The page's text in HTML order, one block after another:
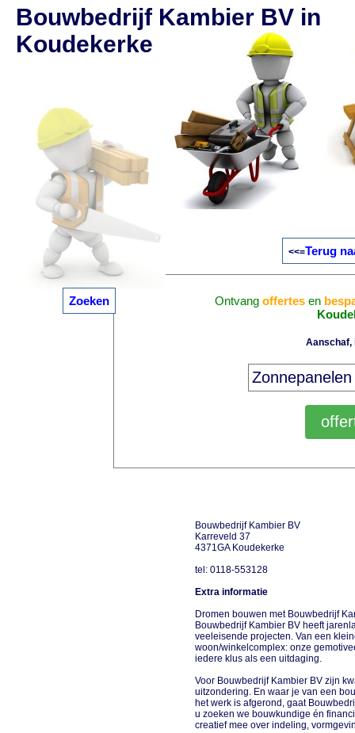
Zoeken
Bouwbedrijf Kambier BV in
Koudekerke
<<=Terug
Ontvang offertesen
Aanschaf,
Bouwbedrijf Kambier BV
Karreveld 37
4371GA Koudekerke
tel: 0118-553128
Extra informatie
Dromen bouwen met Bouwbedrijf
Bouwbedrijf Kambier BV heeft
veeleisende projecten. Van een
woon/winkelcomplex: onze
iedere klus als een uitdaging.
Voor Bouwbedrijf Kambier BV zijn
uitzondering. En waar je van een
het werk is afgerond, gaat
u zoeken we bouwkundige én
creatief mee over indeling,